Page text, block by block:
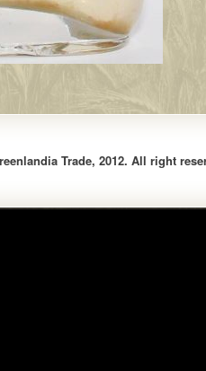
Trade, 2012. All right